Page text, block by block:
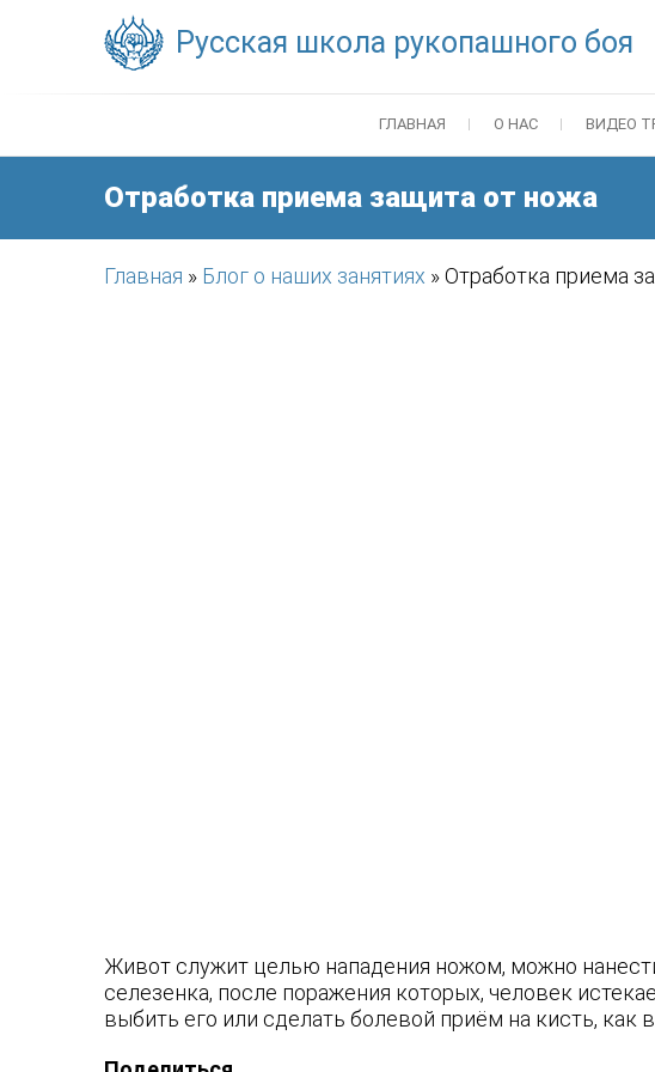
Русская школа рукопашного боя
ГЛАВНАЯ О НАС ВИДЕО
Отработка приема защита от ножа
Главная » Блог о наших занятиях »Отработка приема
Живот служит целью нападения ножом, можно
селезенка, после поражения которых, человек
выбить его или сделать болевой приём на кисть, как